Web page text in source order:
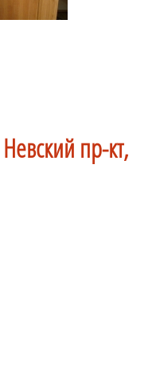
Невский пр-кт,